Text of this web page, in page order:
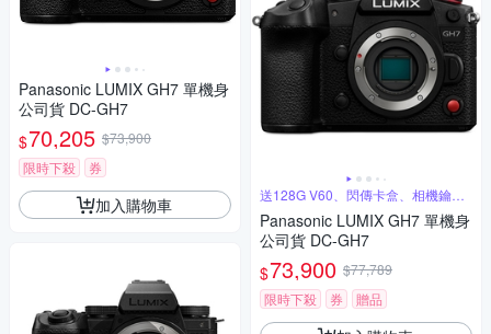
Panasonic LUMIX GH7 單機身
公司貨 DC-GH7
$70,205 $73,900
限時下殺
券
加入購物車 送128G V60、閃傳卡盒、相機鑰匙
圈
Panasonic LUMIX GH7 單機身
公司貨 DC-GH7
$73,900 $77,789
限時下殺
券 贈品